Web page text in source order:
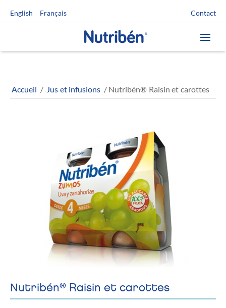
English Français Contact
Accueil / Jus et infusions / Nutribén® Raisin et carottes
Nutribén® Raisin et carottes